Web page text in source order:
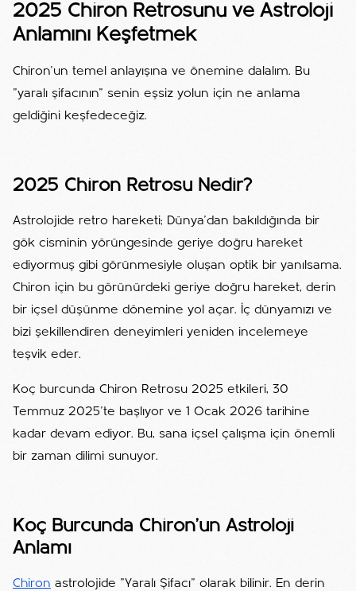
2025 Chiron Retrosunu ve Astroloji
Anlamını Keşfetmek
Chiron'un temel anlayışına ve önemine dalalım. Bu
"yaralı şifacının" senin eşsiz yolun için ne anlama
geldiğini keşfedeceğiz.
2025 Chiron Retrosu Nedir?
Astrolojide retro hareketi; Dünya'dan bakıldığında bir
gök cisminin yörüngesinde geriye doğru hareket
ediyormuş gibi görünmesiyle oluşan optik bir yanılsama.
Chiron için bu görünürdeki geriye doğru hareket, derin
bir içsel düşünme dönemine yol açar. İç dünyamızı ve
bizi şekillendiren deneyimleri yeniden incelemeye
teşvik eder.
Koç burcunda Chiron Retrosu 2025 etkileri, 30
Temmuz 2025'te başlıyor ve 1 Ocak 2026 tarihine
kadar devam ediyor. Bu, sana içsel çalışma için önemli
bir zaman dilimi sunuyor.
Koç Burcunda Chiron'un Astroloji
Anlamı
Chiron astrolojide "Yaralı Şifacı" olarak bilinir. En derin